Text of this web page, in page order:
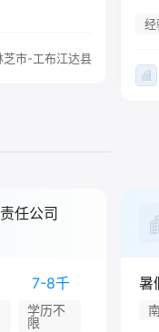
芝市-工布江达县
经
任公司
7-8千
学历不
限
暑